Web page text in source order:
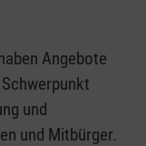
Angebote
und
und Mitbürger.